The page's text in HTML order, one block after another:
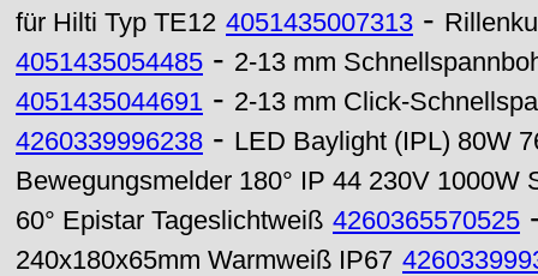
für Hilti Typ TE12 4051435007313 -
4051435054485 - 2-13 mm
4051435044691 - 2-13 mm Click-
4260339996238 - LED Baylight (IPL) 80W
Bewegungsmelder 180° IP 44 230V 1000W
60° Epistar Tageslichtweiß 4260365570525
240x180x65mm Warmweiß IP67